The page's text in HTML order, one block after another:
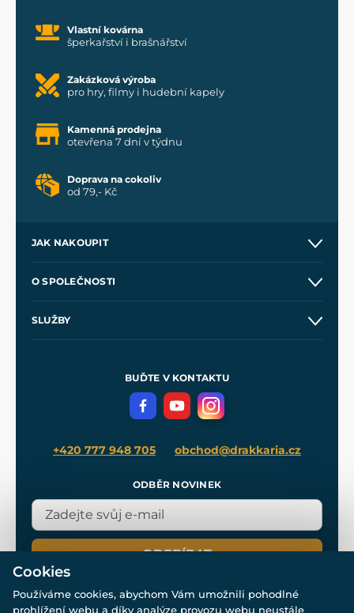
Vlastní kovárna
šperkařství i brašnářství
Zakázková výroba
pro hry, filmy i hudební kapely
Kamenná prodejna
otevřena 7 dní v týdnu
Doprava na cokoliv
od 79,- Kč
JAK NAKOUPIT
Velkoobchod
O SPOLEČNOSTI
SLUŽBY
Meče pro Kingdom Come
BUĎTE V KONTAKTU
+420 777 948 705 obchod@drakkaria.cz
ODBĚR NOVINEK
ODEBÍRAT
Cookies
Používáme cookies, abychom Vám umožnili pohodlné
prohlížení webu a díky analýze provozu webu neustále